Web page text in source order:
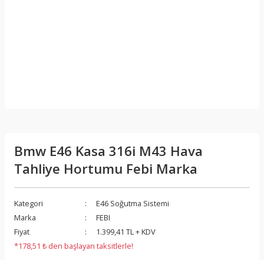
Bmw E46 Kasa 316i M43 Hava
Tahliye Hortumu Febi Marka
Kategori
E46 Soğutma Sistemi
Marka
FEBI
Fiyat
1.399,41 TL + KDV
*178,51 ₺ den başlayan taksitlerle!